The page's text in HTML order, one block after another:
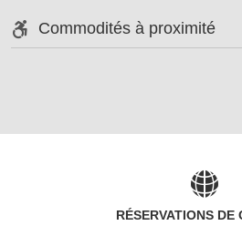
Commodités à proximité
RÉSERVATIONS DE